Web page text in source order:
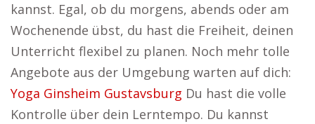
kannst. Egal, ob du morgens, abends oder am
Wochenende übst, du hast die Freiheit, deinen
Unterricht flexibel zu planen. Noch mehr tolle
Angebote aus der Umgebung warten auf dich:
Yoga Ginsheim Gustavsburg Du hast die volle
Kontrolle über dein Lerntempo. Du kannst